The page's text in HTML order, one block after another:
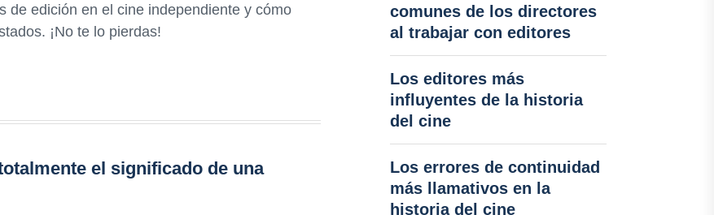
de edición en el cine independiente y cómo
¡No te lo pierdas!
el significado de una
comunes de los directores
al trabajar con editores
Los editores más
influyentes de la historia
del cine
Los errores de continuidad
más llamativos en la
historia del cine